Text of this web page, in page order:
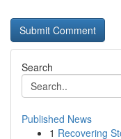
Search
Published News
1 Recovering